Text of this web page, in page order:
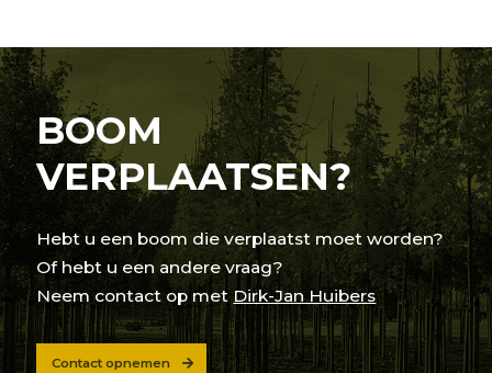
BOOM
VERPLAATSEN?
Hebt u een boom die verplaatst moet worden?
Of hebt u een andere vraag?
Neem contact op metDirk-Jan Huibers
Contact opnemen